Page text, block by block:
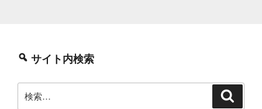
サイト内検索
索: